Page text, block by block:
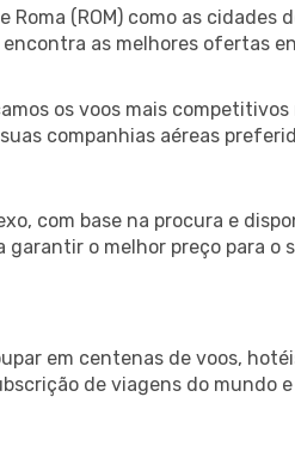
(ROM) como as cidades
as melhores ofertas
os voos mais
companhias aéreas
com base na procura e
o melhor preço para o
em centenas de voos,
de viagens do mundo